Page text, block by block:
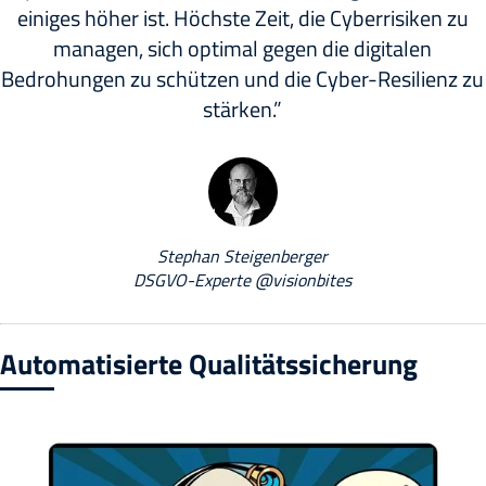
einiges höher ist. Höchste Zeit, die Cyberrisiken zu
managen, sich optimal gegen die digitalen
Bedrohungen zu schützen und die Cyber-Resilienz zu
stärken.
Stephan Steigenberger
DSGVO-Experte @visionbites
Automatisierte Qualitätssicherung